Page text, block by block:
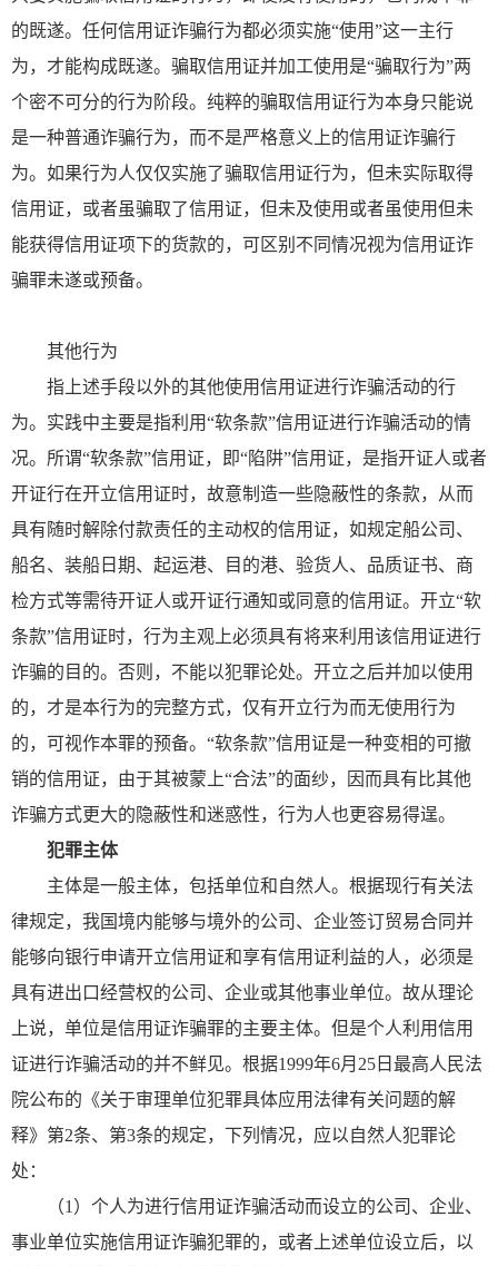
的既遂。任何信用证诈骗行为都必须实施“使用”这一主行
为，才能构成既遂。骗取信用证并加工使用是“骗取行为”两
个密不可分的行为阶段。纯粹的骗取信用证行为本身只能说
是一种普通诈骗行为，而不是严格意义上的信用证诈骗行
为。如果行为人仅仅实施了骗取信用证行为，但未实际取得
信用证，或者虽骗取了信用证，但未及使用或者虽使用但未
能获得信用证项下的货款的，可区别不同情况视为信用证诈
骗罪未遂或预备。
其他行为
指上述手段以外的其他使用信用证进行诈骗活动的行
为。实践中主要是指利用“软条款”信用证进行诈骗活动的情
况。所谓“软条款”信用证，即“陷阱”信用证，是指开证人或者
开证行在开立信用证时，故意制造一些隐蔽性的条款，从而
具有随时解除付款责任的主动权的信用证，如规定船公司、
船名、装船日期、起运港、目的港、验货人、品质证书、商
检方式等需待开证人或开证行通知或同意的信用证。开立“软
条款”信用证时，行为主观上必须具有将来利用该信用证进行
诈骗的目的。否则，不能以犯罪论处。开立之后并加以使用
的，才是本行为的完整方式，仅有开立行为而无使用行为
的，可视作本罪的预备。“软条款”信用证是一种变相的可撤
销的信用证，由于其被蒙上“合法”的面纱，因而具有比其他
诈骗方式更大的隐蔽性和迷惑性，行为人也更容易得逞。
犯罪主体
主体是一般主体，包括单位和自然人。根据现行有关法
律规定，我国境内能够与境外的公司、企业签订贸易合同并
能够向银行申请开立信用证和享有信用证利益的人，必须是
具有进出口经营权的公司、企业或其他事业单位。故从理论
上说，单位是信用证诈骗罪的主要主体。但是个人利用信用
证进行诈骗活动的并不鲜见。根据1999年6月25日最高人民法
院公布的《关于审理单位犯罪具体应用法律有关问题的解
释》第2条、第3条的规定，下列情况，应以自然人犯罪论
处：
（1）个人为进行信用证诈骗活动而设立的公司、企业、
事业单位实施信用证诈骗犯罪的，或者上述单位设立后，以